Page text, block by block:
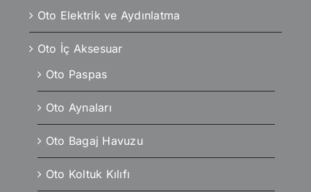
Oto Elektrik ve Aydınlatma
Oto İç Aksesuar
Oto Paspas
Oto Aynaları
Oto Bagaj Havuzu
Oto Koltuk Kılıfı